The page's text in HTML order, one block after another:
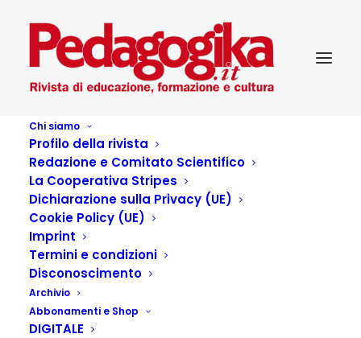
Chi siamo
Profilo della rivista
Redazione e Comitato Scientifico
La Cooperativa Stripes
Dichiarazione sulla Privacy (UE)
Cookie Policy (UE)
Imprint
Termini e condizioni
Disconoscimento
Archivio
Abbonamenti e Shop
DIGITALE
Pedagogika_X_4-Diversioni
Articoli dell'autore